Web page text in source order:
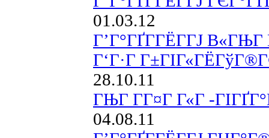
01.03.12
Г’Г°ГҐГ­ГЁГ­ГЈ В«ГЊГ
Г‘Г·Г
28.10.11
ГЊГ Г­Г¤Г Г«Г -
04.08.11